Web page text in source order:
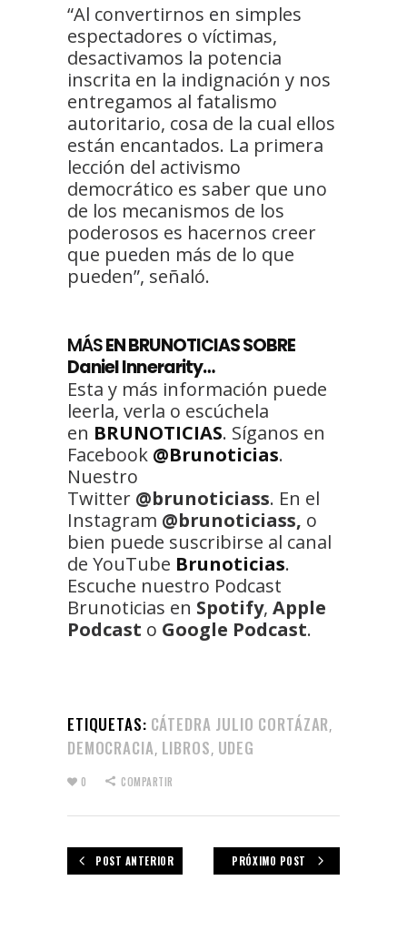
“Al convertirnos en simples
espectadores o víctimas,
desactivamos la potencia
inscrita en la indignación y nos
entregamos al fatalismo
autoritario, cosa de la cual ellos
están encantados. La primera
lección del activismo
democrático es saber que uno
de los mecanismos de los
poderosos es hacernos creer
que pueden más de lo que
pueden”, señaló.
MÁSEN BRUNOTICIAS SOBRE
Daniel Innerarity…
Esta y más información puede
leerla, verla o escúchela
en BRUNOTICIAS. Síganos en
Facebook @Brunoticias.
Nuestro
Twitter @brunoticiass. En el
Instagram @brunoticiass, o
bien puede suscribirse al canal
de YouTube Brunoticias.
Escuche nuestro Podcast
Brunoticias en Spotify, Apple
Podcast o Google Podcast.
ETIQUETAS: CÁTEDRA JULIO CORTÁZAR,
DEMOCRACIA, LIBROS, UDEG
0 COMPARTIR
POST ANTERIOR PRÓXIMO POST